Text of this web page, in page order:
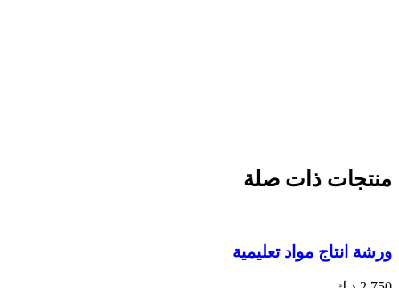
منتجات ذات صلة
ورشة انتاج مواد تعليمية